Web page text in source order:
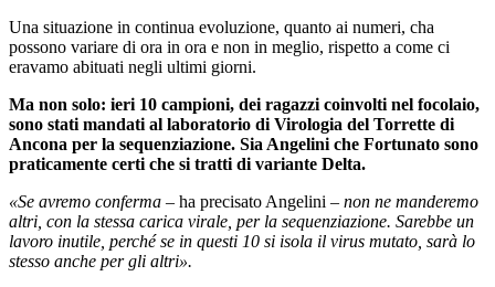
Una situazione in continua evoluzione, quanto ai numeri, cha
possono variare di ora in ora e non in meglio, rispetto a come ci
eravamo abituati negli ultimi giorni.
Ma non solo: ieri 10 campioni, dei ragazzi coinvolti nel focolaio,
sono stati mandati al laboratorio di Virologia del Torrette di
Ancona per la sequenziazione. Sia Angelini che Fortunato sono
praticamente certi che si tratti di variante Delta.
«Se avremo conferma – ha precisato Angelini – non ne manderemo
altri, con la stessa carica virale, per la sequenziazione. Sarebbe un
lavoro inutile, perché se in questi 10 si isola il virus mutato, sarà lo
stesso anche per gli altri».